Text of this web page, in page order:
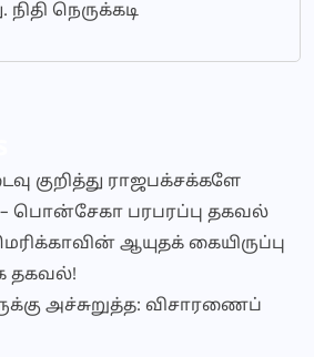
நெருக்கடி
குறித்து ராஜபக்சக்களே
– பொன்சேகா பரபரப்பு தகவல்
ஆயுதக் கையிருப்பு
தகவல்!
அச்சுறுத்த: விசாரணைப்